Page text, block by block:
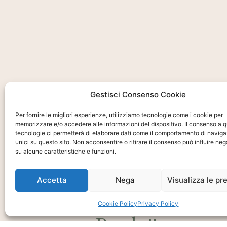
Gestisci Consenso Cookie
Per fornire le migliori esperienze, utilizziamo tecnologie come i cookie per
memorizzare e/o accedere alle informazioni del dispositivo. Il consenso a
tecnologie ci permetterà di elaborare dati come il comportamento di
unici su questo sito. Non acconsentire o ritirare il consenso può influire
su alcune caratteristiche e funzioni.
Accetta Nega Visualizza le
Cookie PolicyPrivacy Policy
Chiedi
E Disponibilità